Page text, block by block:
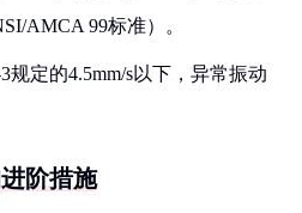
AMCA 99标准）。
规定的4.5mm/s以下，异常振动
阶措施